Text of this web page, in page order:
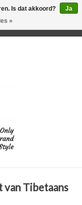
van Tibetaans
Is dat akkoord?
Ja
»